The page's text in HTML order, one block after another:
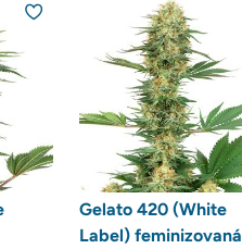
Gelato 420 (White
Label) feminizovaná